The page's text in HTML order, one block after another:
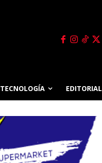
TECNOLOGÍA EDITORIAL